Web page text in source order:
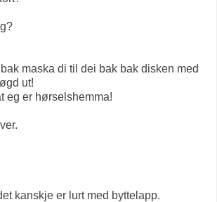
maska di til dei bak bak disken med
ut!
eg er hørselshemma!
kanskje er lurt med byttelapp.